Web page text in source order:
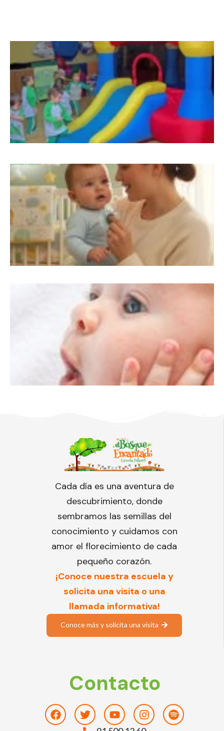
Cada día es una aventura de
descubrimiento, donde
sembramos las semillas del
conocimiento y cuidamos con
amor el florecimiento de cada
pequeño corazón.
¡Conoce nuestra escuela y
solicita una visita o una
llamada informativa!
Conoce más y solicita una visita
Contacto
FacebookTwitterYoutubeInstagramSpotify